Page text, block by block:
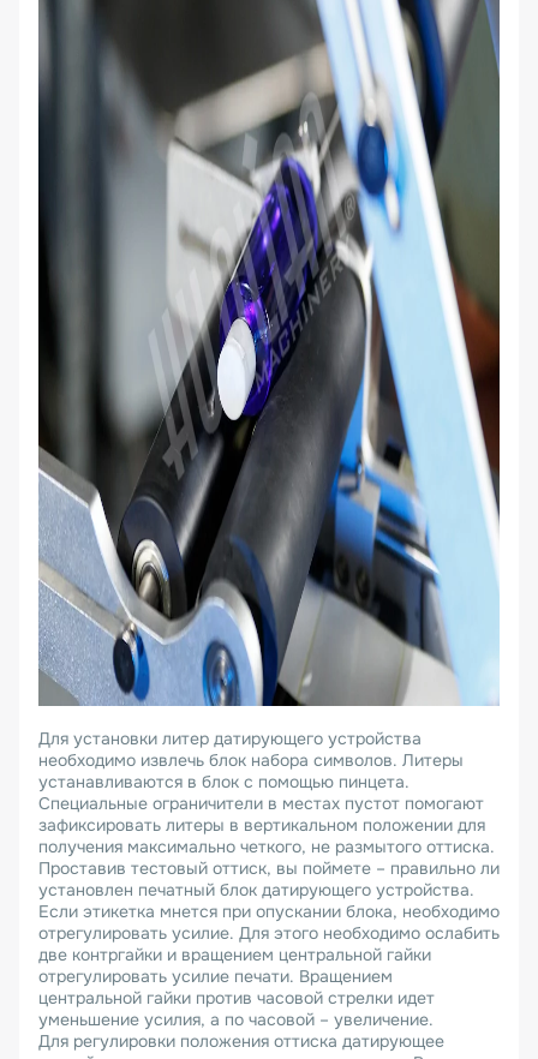
Для установки литер датирующего устройства
необходимо извлечь блок набора символов. Литеры
устанавливаются в блок с помощью пинцета.
Специальные ограничители в местах пустот помогают
зафиксировать литеры в вертикальном положении для
получения максимально четкого, не размытого оттиска.
Проставив тестовый оттиск, вы поймете – правильно ли
установлен печатный блок датирующего устройства.
Если этикетка мнется при опускании блока, необходимо
отрегулировать усилие. Для этого необходимо ослабить
две контргайки и вращением центральной гайки
отрегулировать усилие печати. Вращением
центральной гайки против часовой стрелки идет
уменьшение усилия, а по часовой – увеличение.
Для регулировки положения оттиска датирующее